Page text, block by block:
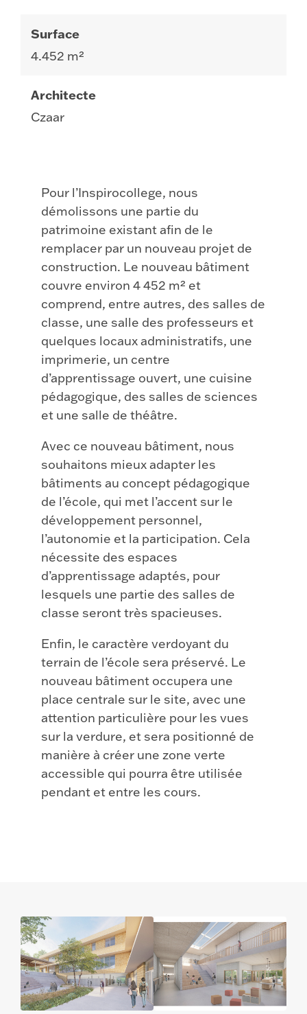
Surface
4.452 m²
Architecte
Czaar
Pour l’Inspirocollege, nous
démolissons une partie du
patrimoine existant afin de le
remplacer par un nouveau projet de
construction. Le nouveau bâtiment
couvre environ 4 452 m² et
comprend, entre autres, des salles de
classe, une salle des professeurs et
quelques locaux administratifs, une
imprimerie, un centre
d’apprentissage ouvert, une cuisine
pédagogique, des salles de sciences
et une salle de théâtre.
Avec ce nouveau bâtiment, nous
souhaitons mieux adapter les
bâtiments au concept pédagogique
de l’école, qui met l’accent sur le
développement personnel,
l’autonomie et la participation. Cela
nécessite des espaces
d’apprentissage adaptés, pour
lesquels une partie des salles de
classe seront très spacieuses.
Enfin, le caractère verdoyant du
terrain de l’école sera préservé. Le
nouveau bâtiment occupera une
place centrale sur le site, avec une
attention particulière pour les vues
sur la verdure, et sera positionné de
manière à créer une zone verte
accessible qui pourra être utilisée
pendant et entre les cours.